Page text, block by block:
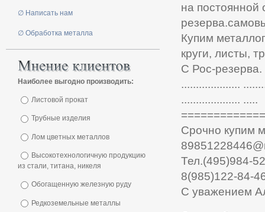
на постоянной
Купим
круги, листы,
С Рос-резерва.
....................
.................... .....
Срочно купим
Тел.(495)984-
8(985)122-84-
С уважением
∅ Написать нам
∅ Обработка металла
Наиболее выгодно производить:
Листовой прокат
Трубные изделия
Лом цветных металлов
Высокотехнологичную продукцию
из стали, титана, никеля
Обогащенную железную руду
Редкоземельные металлы